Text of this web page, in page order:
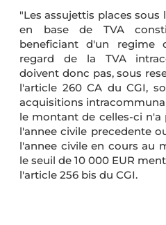
"Les assujettis places sous
en base de TVA
beneficiant d'un regime
regard de la TVA
doivent donc pas, sous
l'article 260 CA du CGI,
acquisitions
le montant de celles-ci n'a
l'annee civile precedente
l'annee civile en cours au
le seuil de 10 000 EUR
l'article 256 bis du CGI.